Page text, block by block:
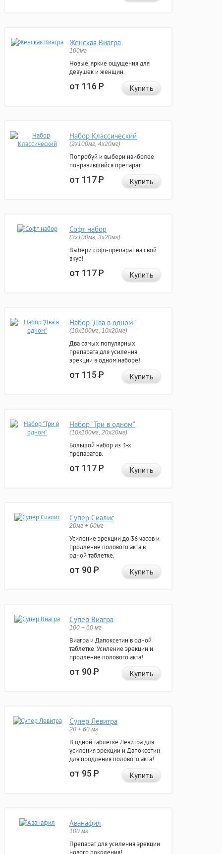
Женская Виагра
100мг
Новые, яркие ощущения для
девушек и женщин.
от 116Р Купить
Набор Классический
(2x100мг, 4x20мг)
Попробуй и выбери наиболее
понравившийся препарат.
от 117Р Купить
Софт набор
(3x100мг, 3x20мг)
Выбери софт-препарат на свой
вкус!
от 117Р Купить
Набор "Два в одном"
(10x100мг, 10x20мг)
Два самых популярных
препарата для усиления
эрекции в одном наборе!
от 115Р Купить
Набор "Три в одном"
(10x100мг, 20x20мг)
Большой набор из 3-х
препаратов.
от 117Р Купить
Супер Сиалис
20мг + 60мг
Усиление эрекции до 36 часов и
продление полового акта в
одной таблетке.
от 90Р Купить
Супер Виагра
100 + 60 мг
Виагра и Дапоксетин в одной
таблетке. Усиление эрекции и
продление полового акта!
от 90Р Купить
Супер Левитра
20 + 60 мг
В одной таблетке Левитра для
усиления эрекции и Дапоксетин
для продления полового акта!
от 95Р Купить
Аванафил
100 мг
Препарат для усиления эрекции